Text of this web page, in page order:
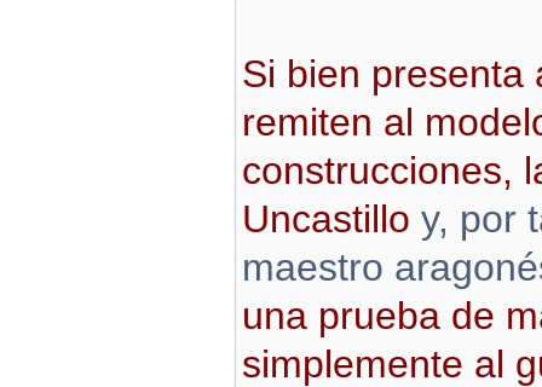
Si bien presenta
remiten al
construcciones,
Uncastillo y, por
maestro
una prueba de
simplemente al